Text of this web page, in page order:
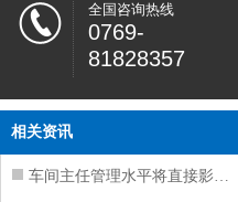
全国咨询热线
0769-
81828357
相关资讯
车间主任管理水平将直接影响东莞注塑件